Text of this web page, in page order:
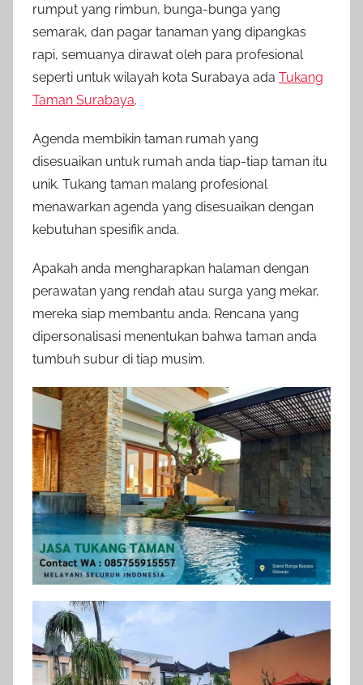
rumput yang rimbun, bunga-bunga yang
semarak, dan pagar tanaman yang dipangkas
rapi, semuanya dirawat oleh para profesional
seperti untuk wilayah kota Surabaya ada Tukang
Taman Surabaya.
Agenda membikin taman rumah yang
disesuaikan untuk rumah anda tiap-tiap taman itu
unik. Tukang taman malang profesional
menawarkan agenda yang disesuaikan dengan
kebutuhan spesifik anda.
Apakah anda mengharapkan halaman dengan
perawatan yang rendah atau surga yang mekar,
mereka siap membantu anda. Rencana yang
dipersonalisasi menentukan bahwa taman anda
tumbuh subur di tiap musim.